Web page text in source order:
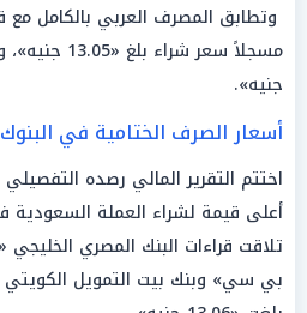
وتطابق المصرف العربي بالكامل مع
جنيه».
أسعار الصرف الختامية في
اختتم التقرير المالي رصده
أعلى قيمة لشراء العملة
بي سي» وبنك بيت التمويل